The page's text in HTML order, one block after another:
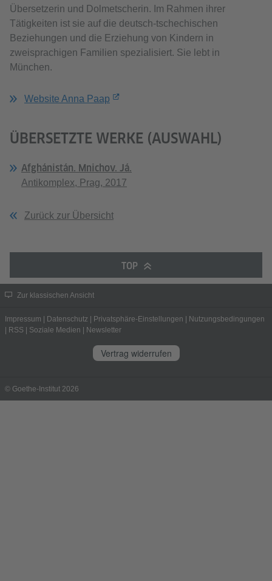
Übersetzerin und Dolmetscherin. Im Rahmen ihrer
Tätigkeiten ist sie auf die deutsch-tschechischen
Beziehungen und die Erziehung von Kindern in
zweisprachigen Familien spezialisiert. Sie lebt in
München.
Website Anna Paap
ÜBERSETZTE WERKE (AUSWAHL)
Afghánistán. Mnichov. Já.
Antikomplex, Prag, 2017
Zurück zur Übersicht
TOP
Zur klassischen Ansicht
Impressum Datenschutz Privatsphäre-Einstellungen
Nutzungsbedingungen
RSS Soziale Medien Newsletter
Vertrag widerrufen
© Goethe-Institut 2026